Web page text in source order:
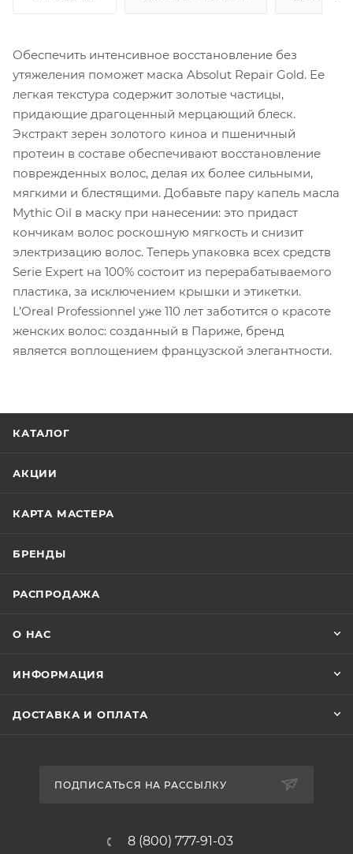
Обеспечить интенсивное восстановление без
утяжеления поможет маска Absolut Repair Gold. Ее
легкая текстура содержит золотые частицы,
придающие драгоценный мерцающий блеск.
Экстракт зерен золотого киноа и пшеничный
протеин в составе обеспечивают восстановление
поврежденных волос, делая их более сильными,
мягкими и блестящими. Добавьте пару капель масла
Mythic Oil в маску при нанесении: это придаст
кончикам волос роскошную мягкость и снизит
электризацию волос. Теперь упаковка всех средств
Serie Expert на 100% состоит из перерабатываемого
пластика, за исключением крышки и этикетки.
L’Oreal Professionnel уже 110 лет заботится о красоте
женских волос: созданный в Париже, бренд
является воплощением французской элегантности.
КАТАЛОГ
АКЦИИ
КАРТА МАСТЕРА
БРЕНДЫ
РАСПРОДАЖА
О НАС
ИНФОРМАЦИЯ
ДОСТАВКА И ОПЛАТА
ПОДПИСАТЬСЯ НА РАССЫЛКУ
8 (800) 777-91-03